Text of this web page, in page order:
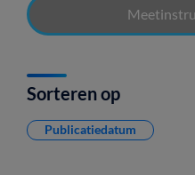
Sorteren op
Publicatiedatum